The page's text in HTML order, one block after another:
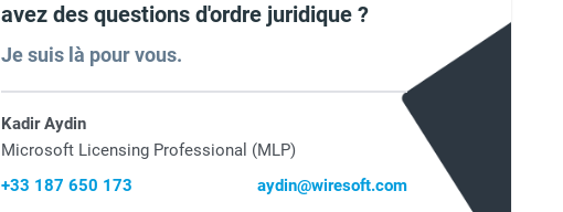
avez des questions d'ordre juridique ?
Je suis là pour vous.
Kadir Aydin
Microsoft Licensing Professional (MLP)
+33 187 650 173
aydin@wiresoft.com